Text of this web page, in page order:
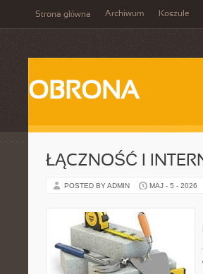
Strona główna Archiwum Koszule
OBRONA
ŁĄCZNOŚĆ I
POSTED BY ADMIN MAJ - 5 - 2026